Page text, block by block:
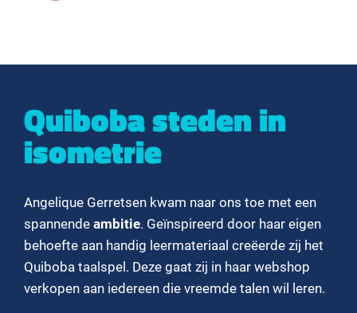
Quiboba steden in
isometrie
Angelique Gerretsen kwam naar ons toe met een
spannende ambitie. Geïnspireerd door haar eigen
behoefte aan handig leermateriaal creëerde zij het
Quiboba taalspel. Deze gaat zij in haar webshop
verkopen aan iedereen die vreemde talen wil leren.